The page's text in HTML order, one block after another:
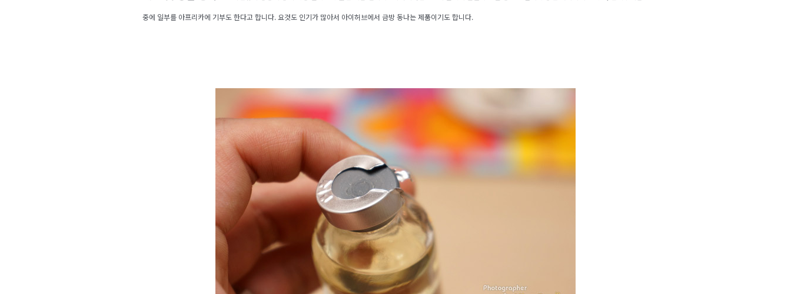
중에 일부를 아프리카에 기부도 한다고 합니다. 요것도 인기가 많아서 아이허브에서 금방 동나는 제품이기도 합니다.